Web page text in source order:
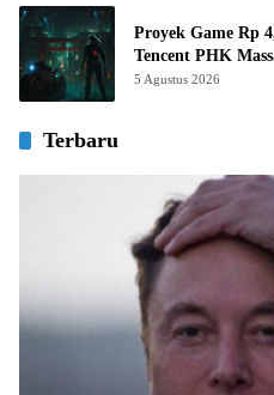
Proyek Game Rp
Tencent PHK
5 Agustus 2026
Terbaru